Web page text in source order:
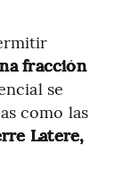
fracción
se
como las
Latere,